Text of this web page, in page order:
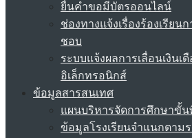
ยื่นคำขอมีบัตรออนไลน์
ช่องทางแจ้งเรื่องร้องเรีย
ชอบ
ระบบแจ้งผลการเลื่อนเงินเ
อิเล็กทรอนิกส์
ข้อมูลสารสนเทศ
แผนบริหารจัดการศึกษาขั้
ข้อมูลโรงเรียนจำแนกตาม